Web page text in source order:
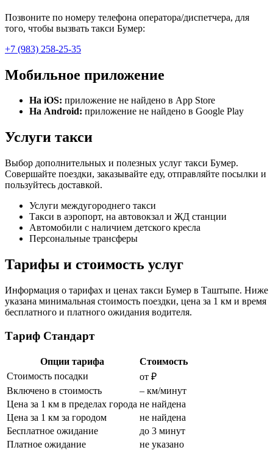
Позвоните по номеру телефона оператора/диспетчера, для
того, чтобы вызвать такси Бумер:
+7 (983) 258-25-35
Мобильное приложение
На iOS: приложение не найдено в App Store
На Android: приложение не найдено в Google Play
Услуги такси
Выбор дополнительных и полезных услуг такси Бумер.
Совершайте поездки, заказывайте еду, отправляйте посылки и
пользуйтесь доставкой.
Услуги междугороднего такси
Такси в аэропорт, на автовокзал и ЖД станции
Автомобили с наличием детского кресла
Персональные трансферы
Тарифы и стоимость услуг
Информация о тарифах и ценах такси Бумер в Таштыпе. Ниже
указана минимальная стоимость поездки, цена за 1 км и время
бесплатного и платного ожидания водителя.
Тариф Стандарт
Опции тарифа
Стоимость
Стоимость посадки
от ₽
Включено в стоимость
– км/минут
Цена за 1 км в пределах города не найдена
Цена за 1 км за городом
не найдена
Бесплатное ожидание
до 3 минут
Платное ожидание
не указано